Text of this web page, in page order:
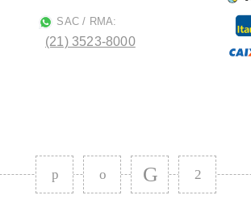
SAC / RMA:
(21) 3523-8000